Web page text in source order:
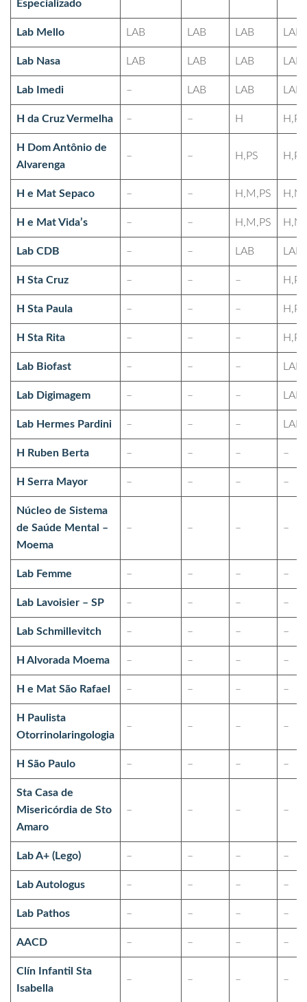
Especializado
Lab Mello LAB LAB LAB LAB
Lab Nasa LAB LAB LAB LAB
Lab Imedi – LAB LAB LAB
H da Cruz Vermelha – – H H,PS
H Dom Antônio de
Alvarenga
– – H,PS H,PS
H e Mat Sepaco – – H,M,PS
H e Mat Vida’s – – H,M,PS
Lab CDB – – LAB LAB
H Sta Cruz – – – H,PS
H Sta Paula – – – H,PS
H Sta Rita – – – H,PS
Lab Biofast – – – LAB
Lab Digimagem – – – LAB
Lab Hermes Pardini – – – LAB
H Ruben Berta – – – –
H Serra Mayor – – – –
Núcleo de Sistema
de Saúde Mental –
Moema
– – – –
Lab Femme – – – –
Lab Lavoisier – SP – – – –
Lab Schmillevitch – – – –
H Alvorada Moema – – – –
H e Mat São Rafael – – – –
H Paulista
Otorrinolaringologia
– – – –
H São Paulo – – – –
Sta Casa de
Misericórdia de Sto
Amaro
– – – –
Lab A+ (Lego) – – – –
Lab Autologus – – – –
Lab Pathos – – – –
AACD – – – –
Clín Infantil Sta
Isabella
– – – –